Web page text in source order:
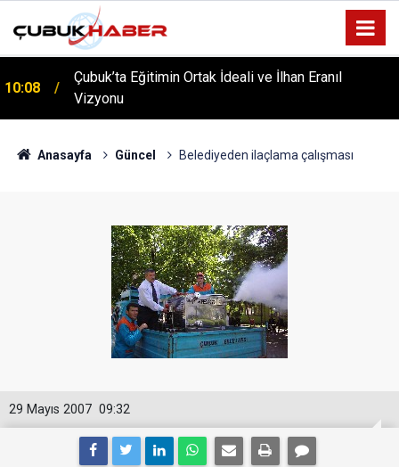
Çubuk’ta Eğitimin Ortak İdeali ve İlhan Eranıl
Vizyonu
12:06
ÇUBUK’TA ‘YAZA MERHABA’ COŞKUSU: Kursiyerler
Gönüllerince Eğlendi!
Anasayfa Güncel Belediyeden ilaçlama çalışması
09:32
29 Mayıs 2007